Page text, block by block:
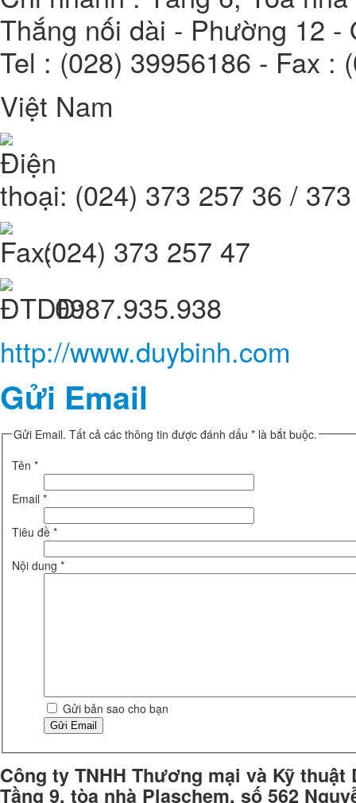
Thắng nối dài - Phường 12
Tel : (028) 39956186 - Fax :
Việt Nam
(024) 373 257 36 /
(024) 373 257 47
0987.935.938
http://www.duybinh.com
Gửi Email
Gửi Email. Tất cả các thông tin được đánh dấu * là bắt buộc.
Tên *
Email *
Tiêu đề*
Nội dung *
Gửi bản sao cho bạn
Gửi Email
Công ty TNHH Thương mại và Kỹ thuật
Tầng 9, tòa nhà Plaschem, số 562